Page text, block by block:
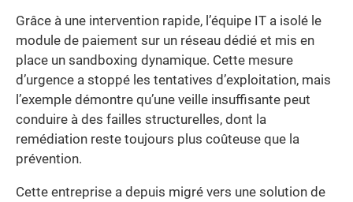
Grâce à une intervention rapide, l’équipe IT a isolé le
module de paiement sur un réseau dédié et mis en
place un sandboxing dynamique. Cette mesure
d’urgence a stoppé les tentatives d’exploitation, mais
l’exemple démontre qu’une veille insuffisante peut
conduire à des failles structurelles, dont la
remédiation reste toujours plus coûteuse que la
prévention.
Cette entreprise a depuis migré vers une solution de